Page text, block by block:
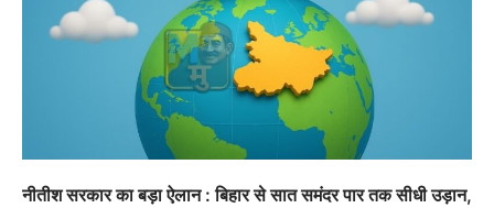
नीतीश सरकार का बड़ा ऐलान : बिहार से सात समंदर पार तक सीधी उड़ान,